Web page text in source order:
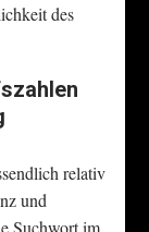
des
relativ
und